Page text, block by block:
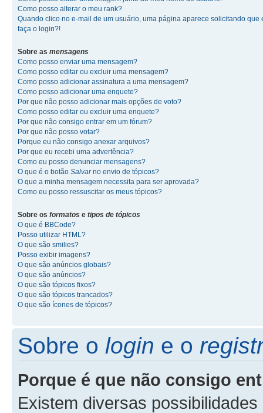
Como posso alterar o meu rank?
Quando clico no e-mail de um usuário, uma página aparece solicitando que
faça o login?!
Sobre as mensagens
Como posso enviar uma mensagem?
Como posso editar ou excluir uma mensagem?
Como posso adicionar assinatura a uma mensagem?
Como posso adicionar uma enquete?
Por que não posso adicionar mais opções de voto?
Como posso editar ou excluir uma enquete?
Por que não consigo entrar em um fórum?
Por que não posso votar?
Porque eu não consigo anexar arquivos?
Por que eu recebi uma advertência?
Como eu posso denunciar mensagens?
O que é o botão Salvarno envio de tópicos?
O que a minha mensagem necessita para ser aprovada?
Como eu posso ressuscitar os meus tópicos?
Sobre os formatos e tipos de tópicos
O que é BBCode?
Posso utilizar HTML?
O que são smilies?
Posso exibir imagens?
O que são anúncios globais?
O que são anúncios?
O que são tópicos fixos?
O que são tópicos trancados?
O que são ícones de tópicos?
Sobre o login e o
Porque é que não consigo
Existem diversas